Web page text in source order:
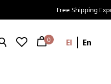
Free Shipping
El En
0